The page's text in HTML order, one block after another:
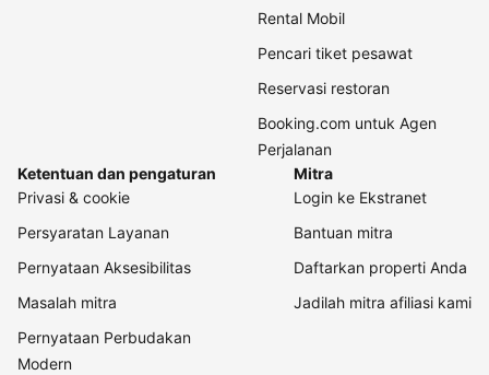
Rental Mobil
Pencari tiket pesawat
Reservasi restoran
Booking.com untuk Agen
Perjalanan
Ketentuan dan pengaturan
Privasi & cookie
Persyaratan Layanan
Pernyataan Aksesibilitas
Masalah mitra
Pernyataan Perbudakan
Modern
Mitra
Login ke Ekstranet
Bantuan mitra
Daftarkan properti Anda
Jadilah mitra afiliasi kami